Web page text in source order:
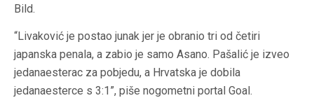
Bild.
“Livaković je postao junak jer je obranio tri od četiri
japanska penala, a zabio je samo Asano. Pašalić je izveo
jedanaesterac za pobjedu, a Hrvatska je dobila
jedanaesterce s 3:1”, piše nogometni portal Goal.